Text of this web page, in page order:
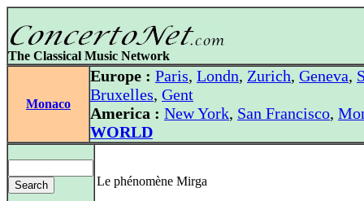
The Classical Music Network
Monaco
Europe : Paris, Londn, Zurich, Geneva,
Bruxelles, Gent
America : New York, San Francisco,
WORLD
Le phénomène Mirga